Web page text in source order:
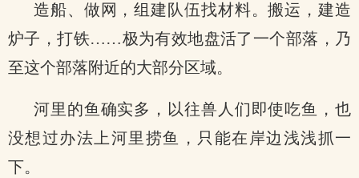
造船、做网，组建队伍找材料。搬运，建造
炉子，打铁……极为有效地盘活了一个部落，乃
至这个部落附近的大部分区域。
河里的鱼确实多，以往兽人们即使吃鱼，也
没想过办法上河里捞鱼，只能在岸边浅浅抓一
下。